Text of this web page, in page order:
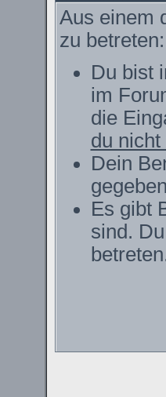
Aus einem
zu betreten:
Du bist
im
die
du
Dein
Es gibt
sind.